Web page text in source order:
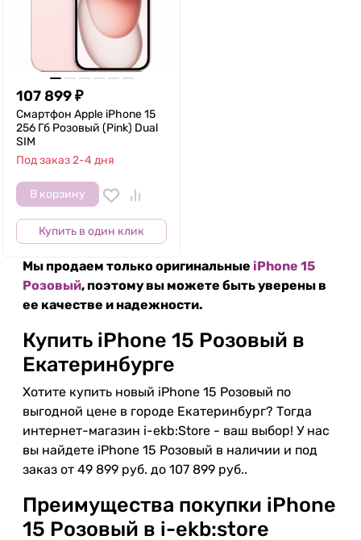
107 899₽
Смартфон Apple iPhone 15
256 Гб Розовый (Pink) Dual
SIM
Под заказ 2-4 дня
В корзину
Купить в один клик
Мы продаем только оригинальные iPhone 15
Розовый, поэтому вы можете быть уверены в
ее качестве и надежности.
Купить iPhone 15 Розовый в
Екатеринбурге
Хотите купить новый iPhone 15 Розовый по
выгодной цене в городе Екатеринбург? Тогда
интернет-магазин i-ekb:Store - ваш выбор! У нас
вы найдете iPhone 15 Розовый в наличии и под
заказ от 49 899 руб. до 107 899 руб..
Преимущества покупки iPhone
15 Розовый в i-ekb:store